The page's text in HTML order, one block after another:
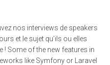
nos interviews de speakers
et le sujet qu’ils ou elles
! Some of the new features in
like Symfony or Laravel